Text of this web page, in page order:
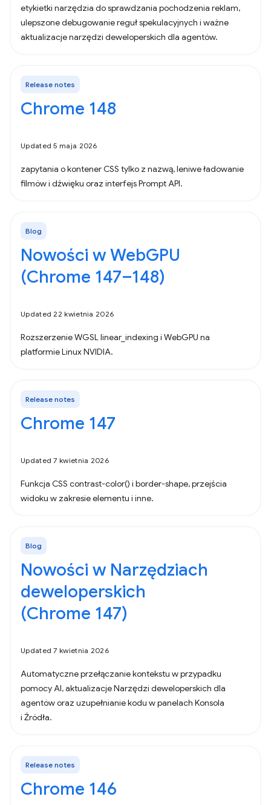
etykietki narzędzia do sprawdzania pochodzenia reklam,
ulepszone debugowanie reguł spekulacyjnych i ważne
aktualizacje narzędzi deweloperskich dla agentów.
Release notes
Chrome 148
Updated 5 maja 2026
zapytania o kontener CSS tylko z nazwą, leniwe ładowanie
filmów i dźwięku oraz interfejs Prompt API.
Blog
Nowości w WebGPU
(Chrome 147–148)
Updated 22 kwietnia 2026
Rozszerzenie WGSL linear_indexing i WebGPU na
platformie Linux NVIDIA.
Release notes
Chrome 147
Updated 7 kwietnia 2026
Funkcja CSS contrast-color() i border-shape, przejścia
widoku w zakresie elementu i inne.
Blog
Nowości w Narzędziach
deweloperskich
(Chrome 147)
Updated 7 kwietnia 2026
Automatyczne przełączanie kontekstu w przypadku
pomocy AI, aktualizacje Narzędzi deweloperskich dla
agentów oraz uzupełnianie kodu w panelach Konsola
i Źródła.
Release notes
Chrome 146